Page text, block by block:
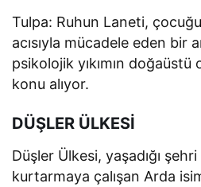
Tulpa: Ruhun Laneti,
acısıyla mücadele eden bir
psikolojik yıkımın
konu alıyor.
DÜŞLER ÜLKESİ
Düşler Ülkesi, yaşadığı
kurtarmaya çalışan Arda